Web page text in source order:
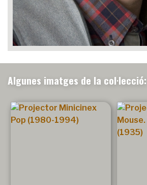
Algunes imatges de la col·lecció: